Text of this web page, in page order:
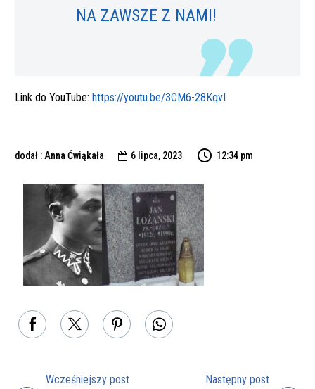
NA ZAWSZE Z NAMI!
Link do YouTube: https://youtu.be/3CM6-28KqvI
dodał : Anna Ćwiąkała  6 lipca, 2023 12:34 pm
Wcześniejszy post
Następny post